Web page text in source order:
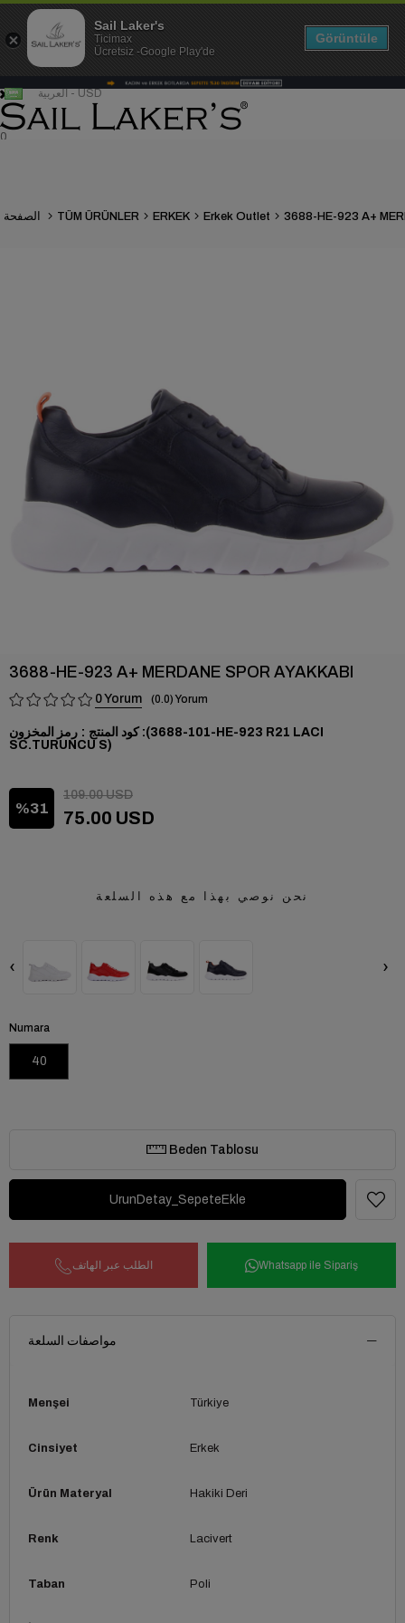
العربية - USD
0
TÜM ÜRÜNLER ERKEK Erkek Outlet
3688-HE-923 A+ MERDANE SPOR AYAKKABI
0 0.0
رمز المخزون
(101-3688-HE-923 R21 LACI
SC.TURUNCU S)
31
109.00 USD
75.00 USD
نحن نوصي بهذا مع هذه السلعة
‹ ›
Numara
40
Beden Tablosu
الطلب عبر الهاتف Whatsapp ile Sipariş
مواصفات السلعة
Menşei Türkiye
Cinsiyet Erkek
Ürün Materyal Hakiki Deri
Renk Lacivert
Taban Poli
Sail Laker's
Ticimax
Ücretsiz -Google Play'de
Görüntüle